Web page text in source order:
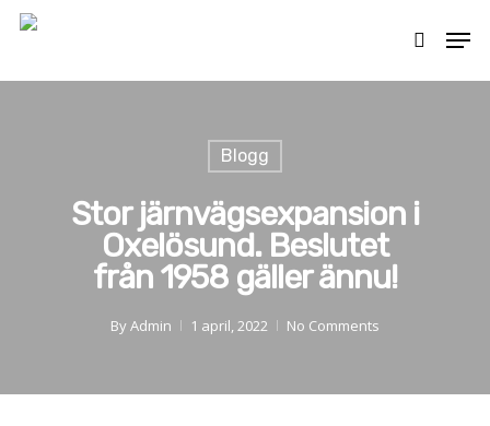
Skip
search
Blogg
Stor järnvägsexpansion i
Oxelösund. Beslutet
från 1958 gäller ännu!
ByAdmin 1 april, 2022 No Comments